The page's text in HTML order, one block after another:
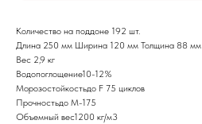
Количество на поддоне 192 шт.
Длина 250 мм Ширина 120 мм Толщина 88 мм
Вес 2,9 кг
Водопоглощение10-12%
Морозостойкостьдо F 75 циклов
Прочностьдо М-175
Объемный вес1200 кг/м3